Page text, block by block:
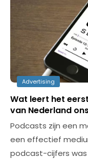
Advertising
Wat leert het
van Nederland
Podcasts zijn een
een effectief
podcast-cijfers